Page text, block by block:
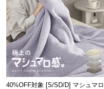
い
て
開
梱
設
置
サ
40%OFF対象 [S/SD/D] マシュマロ